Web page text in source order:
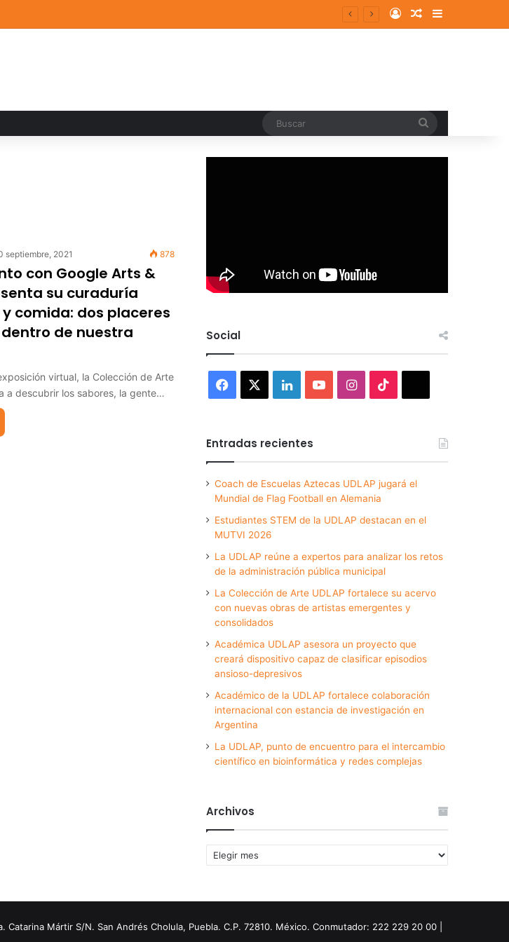
el MUTVI 2026 Log InRandom Article
Sidebar
septiembre, 2021 878
con Google Arts &
su curaduría
comida: dos placeres
de nuestra
virtual, la Colección de Arte
a descubrir los sabores, la gente…
Social
Facebook LinkedInYouTubeInstagram
Entradas recientes
Coach de Escuelas Aztecas UDLAP jugará el
Mundial de Flag Football en Alemania
Estudiantes STEM de la UDLAP destacan en el
MUTVI 2026
La UDLAP reúne a expertos para analizar los retos
de la administración pública municipal
La Colección de Arte UDLAP fortalece su acervo
con nuevas obras de artistas emergentes y
consolidados
Académica UDLAP asesora un proyecto que
creará dispositivo capaz de clasificar episodios
ansioso-depresivos
Académico de la UDLAP fortalece colaboración
internacional con estancia de investigación en
Argentina
La UDLAP, punto de encuentro para el intercambio
científico en bioinformática y redes complejas
Archivos
Archivos
Mártir S/N. San Andrés Cholula, Puebla. C.P. 72810. México. Conmutador: 222 229 20 00 |